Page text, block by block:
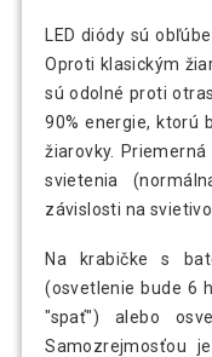
LED diódy sú
Oproti klasickým
sú odolné proti
90% energie, ktorú
žiarovky.
svietenia
závislosti na
Na krabičke s
(osvetlenie bude 6
"spať") alebo
Samozrejmosťou